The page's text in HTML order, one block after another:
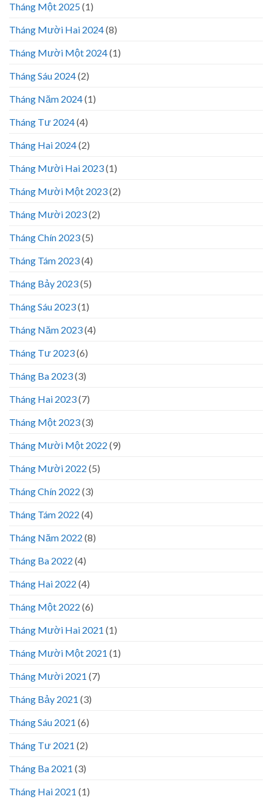
Tháng Một 2025(1)
Tháng Mười Hai 2024(8)
Tháng Mười Một 2024(1)
Tháng Sáu 2024(2)
Tháng Năm 2024(1)
Tháng Tư 2024(4)
Tháng Hai 2024(2)
Tháng Mười Hai 2023(1)
Tháng Mười Một 2023(2)
Tháng Mười 2023(2)
Tháng Chín 2023(5)
Tháng Tám 2023(4)
Tháng Bảy 2023(5)
Tháng Sáu 2023(1)
Tháng Năm 2023(4)
Tháng Tư 2023(6)
Tháng Ba 2023(3)
Tháng Hai 2023(7)
Tháng Một 2023(3)
Tháng Mười Một 2022 (9)
Tháng Mười 2022 (5)
Tháng Chín 2022 (3)
Tháng Tám 2022 (4)
Tháng Năm 2022 (8)
Tháng Ba 2022 (4)
Tháng Hai 2022 (4)
Tháng Một 2022 (6)
Tháng Mười Hai 2021 (1)
Tháng Mười Một 2021 (1)
Tháng Mười 2021 (7)
Tháng Bảy 2021 (3)
Tháng Sáu 2021 (6)
Tháng Tư 2021 (2)
Tháng Ba 2021 (3)
Tháng Hai 2021 (1)